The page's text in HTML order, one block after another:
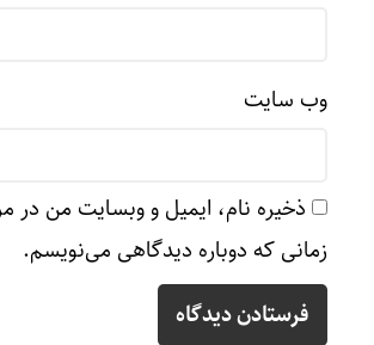
وب‌ سایت
ذخیره نام، ایمیل و وبسایت من در
زمانی که دوباره دیدگاهی می‌نویسم.